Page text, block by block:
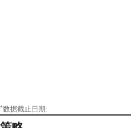
*数据截止日期: